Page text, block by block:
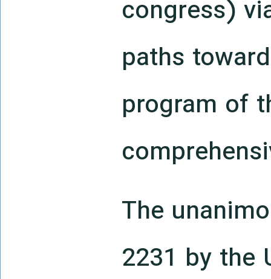
congress)
paths
program of
The
2231 by the